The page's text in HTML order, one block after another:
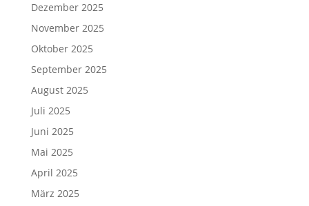
Dezember 2025
November 2025
Oktober 2025
September 2025
August 2025
Juli 2025
Juni 2025
Mai 2025
April 2025
März 2025